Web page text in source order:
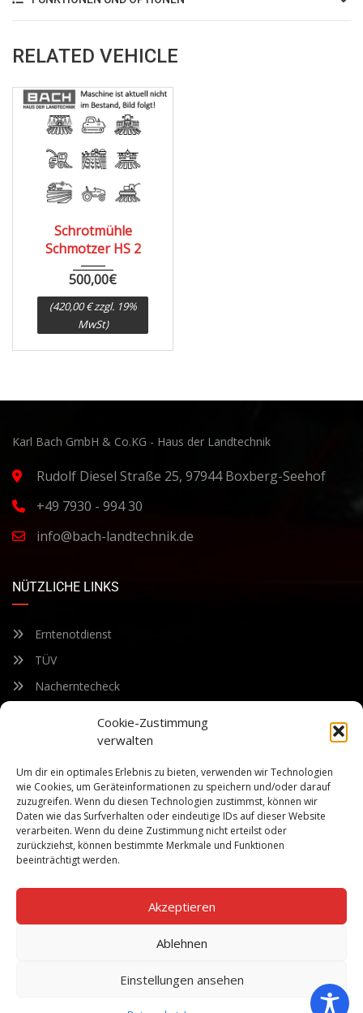
Cookie-Zustimmung
verwalten
Um dir ein optimales Erlebnis zu bieten, verwenden wir Technologien
wie Cookies, um Geräteinformationen zu speichern und/oder darauf
zuzugreifen. Wenn du diesen Technologien zustimmst, können wir
Daten wie das Surfverhalten oder eindeutige IDs auf dieser Website
verarbeiten. Wenn du deine Zustimmung nicht erteilst oder
zurückziehst, können bestimmte Merkmale und Funktionen
beeinträchtigt werden.
Akzeptieren
Ablehnen
Einstellungen ansehen
RELATED VEHICLE
Schrotmühle
Schmotzer HS 2
500,00€
(420,00 € zzgl. 19%
MwSt)
Karl Bach GmbH & Co.KG - Haus der Landtechnik
Rudolf Diesel Straße 25, 97944 Boxberg-Seehof
+49 7930 - 994 30
info@bach-landtechnik.de
NÜTZLICHE LINKS
Erntenotdienst
TÜV
Nacherntecheck
FÜR UNSEREN NEWSLETTER ANMELDEN
Bleiben Sie auf dem Laufenden über unsere sich ständig
weiterentwickelnden Produkteigenschaften und Technologien.
Geben Sie Ihre E-Mail-Adresse ein und abonnieren Sie unseren
Newsletter.
Abonnieren
©Copyright 2026